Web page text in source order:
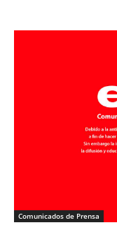
Comunicados de Prensa